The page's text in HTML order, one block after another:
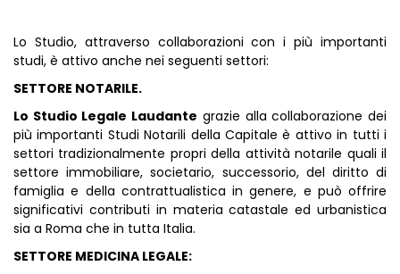
Lo Studio, attraverso collaborazioni con i più importanti
studi, è attivo anche nei seguenti settori:
SETTORE NOTARILE.
Lo Studio Legale Laudante grazie alla collaborazione dei
più importanti Studi Notarili della Capitale è attivo in tutti i
settori tradizionalmente propri della attività notarile quali il
settoreimmobiliare, societario, successorio, del diritto di
famiglia e della contrattualistica in genere, e può offrire
significativi contributi in materia catastale ed urbanistica
sia a Roma che in tutta Italia.
SETTORE MEDICINA LEGALE: